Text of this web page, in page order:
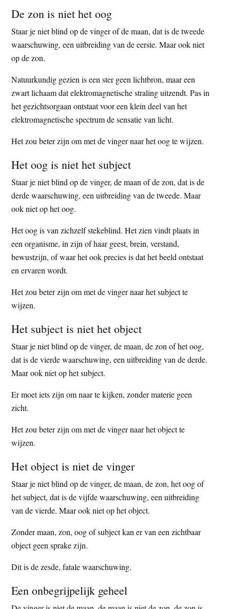
De zon is niet het oog
Staar je niet blind op de vinger of de maan, dat is de tweede
waarschuwing, een uitbreiding van de eerste. Maar ook niet
op de zon.
Natuurkundig gezien is een ster geen lichtbron, maar een
zwart lichaam dat elektromagnetische straling uitzendt. Pas in
het gezichtsorgaan ontstaat voor een klein deel van het
elektromagnetische spectrum de sensatie van licht.
Het zou beter zijn om met de vinger naar het oog te wijzen.
Het oog is niet het subject
Staar je niet blind op de vinger, de maan of de zon, dat is de
derde waarschuwing, een uitbreiding van de tweede. Maar
ook niet op het oog.
Het oog is van zichzelf stekeblind. Het zien vindt plaats in
een organisme, in zijn of haar geest, brein, verstand,
bewustzijn, of waar het ook precies is dat het beeld ontstaat
en ervaren wordt.
Het zou beter zijn om met de vinger naar het subject te
wijzen.
Het subject is niet het object
Staar je niet blind op de vinger, de maan, de zon of het oog,
dat is de vierde waarschuwing, een uitbreiding van de derde.
Maar ook niet op het subject.
Er moet iets zijn om naar te kijken, zonder materie geen
zicht.
Het zou beter zijn om met de vinger naar het object te
wijzen.
Het object is niet de vinger
Staar je niet blind op de vinger, de maan, de zon, het oog of
het subject, dat is de vijfde waarschuwing, een uitbreiding
van de vierde. Maar ook niet op het object.
Zonder maan, zon, oog of subject kan er van een zichtbaar
object geen sprake zijn.
Dit is de zesde, fatale waarschuwing.
Een onbegrijpelijk geheel